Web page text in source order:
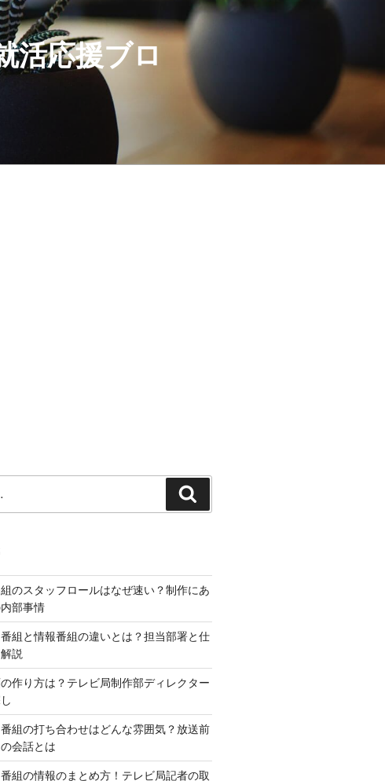
活応援ブロ
索
のスタッフロールはなぜ速い？制作にあ
部事情
組と情報番組の違いとは？担当部署と仕
説
作り方は？テレビ局制作部ディレクター
組の打ち合わせはどんな雰囲気？放送前
会話とは
組の情報のまとめ方！テレビ局記者の取